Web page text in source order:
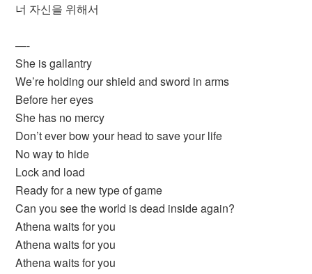
너 자신을 위해서
—-
She is gallantry
We’re holding our shield and sword in arms
Before her eyes
She has no mercy
Don’t ever bow your head to save your life
No way to hide
Lock and load
Ready for a new type of game
Can you see the world is dead inside again?
Athena waits for you
Athena waits for you
Athena waits for you